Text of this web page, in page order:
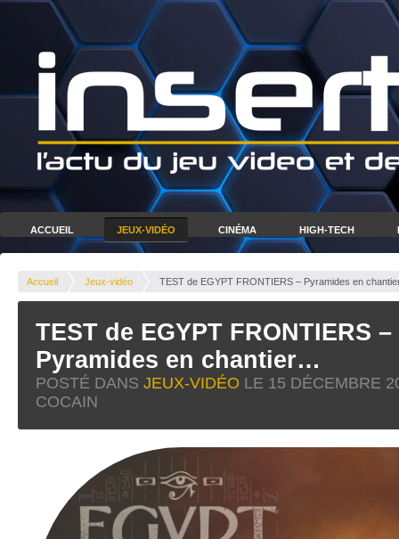
ACCUEIL JEUX-VIDÉO CINÉMA HIGH-TECH
Accueil Jeux-vidéo TEST de EGYPT FRONTIERS – Pyramides en
TEST de EGYPT FRONTIERS –
Pyramides en chantier…
POSTÉ DANS JEUX-VIDÉO LE 15 DÉCEMBRE
COCAIN